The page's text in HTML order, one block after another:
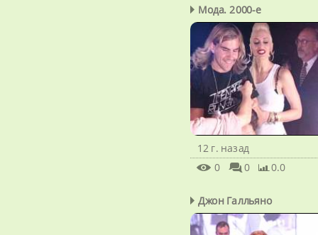
Мода. 2000-е
12 г. назад
0
0 0.0
Джон Галльяно